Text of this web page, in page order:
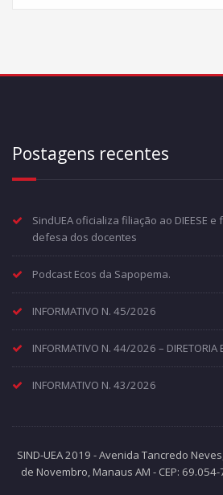
Postagens recentes
SindUEA oficializa filiação ao DIEESE
defesa dos docentes
Podcast Ecos da Sapopema.
INFORMATIVO N. 45/2026
INFORMATIVO N. 44/2026 – DIRETORIA
INFORMATIVO N. 43/2026
SIND-UEA 2019 - Avenida Tancredo
de Novembro, Manaus AM - CEP: